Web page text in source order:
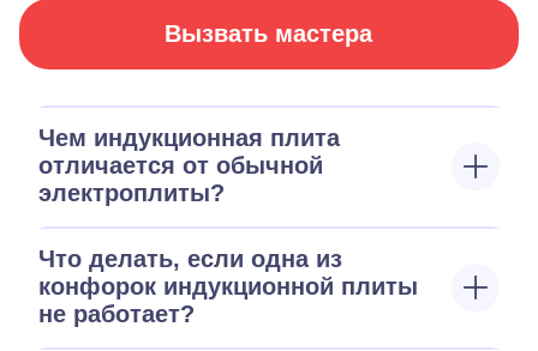
Вызвать мастера
Чем индукционная плита
отличается от обычной
электроплиты?
Что делать, если одна из
конфорок индукционной плиты
не работает?